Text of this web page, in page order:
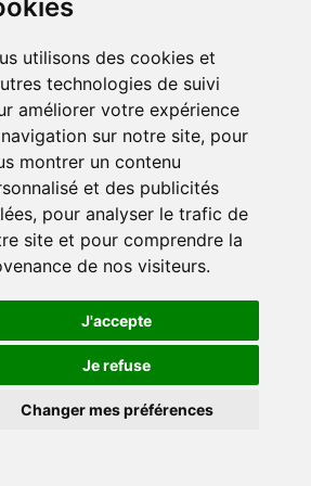
utilisons des cookies et
technologies de suivi
améliorer votre expérience
sur notre site, pour
montrer un contenu
et des publicités
pour analyser le trafic de
site et pour comprendre la
de nos visiteurs.
J'accepte
Je refuse
Changer mes préférences
information)